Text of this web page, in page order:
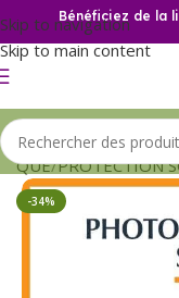
Skip to navigation
Skip to main content
Bénéficiez de la
PROTECTION
-34%